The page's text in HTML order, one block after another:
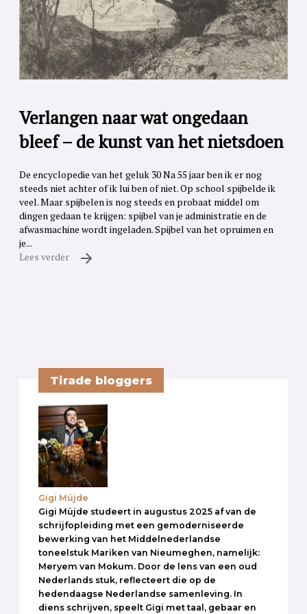
Verlangen naar wat ongedaan
bleef – de kunst van het nietsdoen
De encyclopedie van het geluk 30 Na 55 jaar ben ik er nog
steeds niet achter of ik lui ben of niet. Op school spijbelde ik
veel. Maar spijbelen is nog steeds en probaat middel om
dingen gedaan te krijgen: spijbel van je administratie en de
afwasmachine wordt ingeladen. Spijbel van het opruimen en
je...
Lees verder
Tirade bloggers
Gigi Müjde
Gigi Müjde studeert in augustus 2025 af van de
schrijfopleiding met een gemoderniseerde
bewerking van het Middelnederlandse
toneelstuk Mariken van Nieumeghen, namelijk:
Meryem van Mokum. Door de lens van een oud
Nederlands stuk, reflecteert die op de
hedendaagse Nederlandse samenleving. In
diens schrijven, speelt Gigi met taal, gebaar en